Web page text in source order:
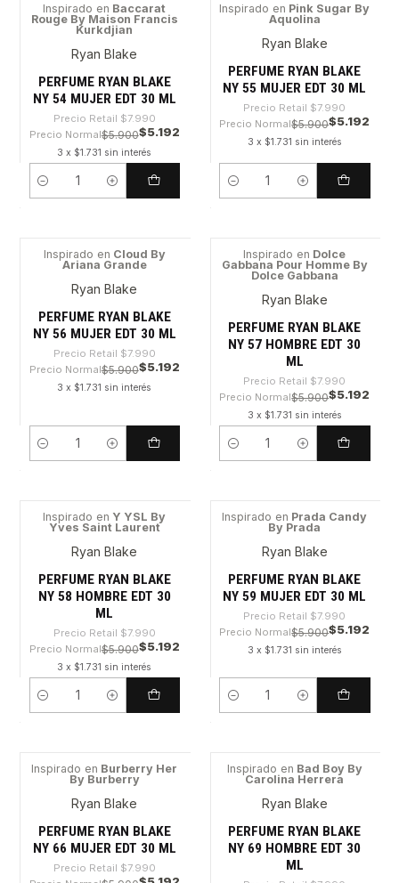
-35%
Inspirado en Baccarat
Rouge By Maison Francis
Kurkdjian
Ryan Blake
PERFUME RYAN BLAKE
NY 54 MUJER EDT 30 ML
Precio Retail $7.990
Precio Normal$5.900$5.192
3 x $1.731 sin interés
Cantidad
Inspirado en Pink Sugar By
Aquolina
Ryan Blake
PERFUME RYAN BLAKE
NY 55 MUJER EDT 30 ML
Precio Retail $7.990
Precio Normal$5.900$5.192
3 x $1.731 sin interés
Cantidad
-35%
Inspirado en Cloud By
Ariana Grande
Ryan Blake
PERFUME RYAN BLAKE
NY 56 MUJER EDT 30 ML
Precio Retail $7.990
Precio Normal$5.900$5.192
3 x $1.731 sin interés
Cantidad
-35%
Inspirado en Dolce
Gabbana Pour Homme By
Dolce Gabbana
Ryan Blake
PERFUME RYAN BLAKE
NY 57 HOMBRE EDT 30
ML
Precio Retail $7.990
Precio Normal$5.900$5.192
3 x $1.731 sin interés
Cantidad
-35%
Inspirado en Y YSL By
Yves Saint Laurent
Ryan Blake
PERFUME RYAN BLAKE
NY 58 HOMBRE EDT 30
ML
Precio Retail $7.990
Precio Normal$5.900$5.192
3 x $1.731 sin interés
Cantidad
Inspirado en Prada Candy
By Prada
Ryan Blake
PERFUME RYAN BLAKE
NY 59 MUJER EDT 30 ML
Precio Retail $7.990
Precio Normal$5.900$5.192
3 x $1.731 sin interés
Cantidad
Inspirado en Burberry Her
By Burberry
Ryan Blake
PERFUME RYAN BLAKE
NY 66 MUJER EDT 30 ML
Precio Retail $7.990
-35%
Inspirado en Bad Boy By
Carolina Herrera
Ryan Blake
PERFUME RYAN BLAKE
NY 69 HOMBRE EDT 30
ML